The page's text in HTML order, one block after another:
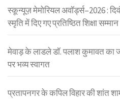
स्कून्यूज़ मेमोरियल अवॉर्ड्स–2026 :
स्मृति में दिए गए प्रतिष्ठित शिक्षा सम्मान
मेवाड़ के लाडले डॉ. पलाश कुमावत का
पर भव्य स्वागत
प्रतापनगर के कपिल विहार की शांत